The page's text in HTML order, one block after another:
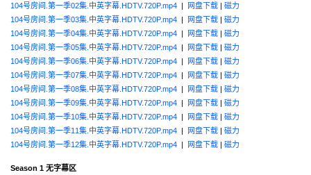
104号房间.第一季02集.中英字幕.HDTV.720P.mp4 | 网盘下载 | 磁力
104号房间.第一季03集.中英字幕.HDTV.720P.mp4 | 网盘下载 | 磁力
104号房间.第一季04集.中英字幕.HDTV.720P.mp4 | 网盘下载 | 磁力
104号房间.第一季05集.中英字幕.HDTV.720P.mp4 | 网盘下载 | 磁力
104号房间.第一季06集.中英字幕.HDTV.720P.mp4 | 网盘下载 | 磁力
104号房间.第一季07集.中英字幕.HDTV.720P.mp4 | 网盘下载 | 磁力
104号房间.第一季08集.中英字幕.HDTV.720P.mp4 | 网盘下载 | 磁力
104号房间.第一季09集.中英字幕.HDTV.720P.mp4 | 网盘下载 | 磁力
104号房间.第一季10集.中英字幕.HDTV.720P.mp4 | 网盘下载 | 磁力
104号房间.第一季11集.中英字幕.HDTV.720P.mp4 | 网盘下载 | 磁力
104号房间.第一季12集.中英字幕.HDTV.720P.mp4 | 网盘下载 | 磁力
Season 1 无字幕区